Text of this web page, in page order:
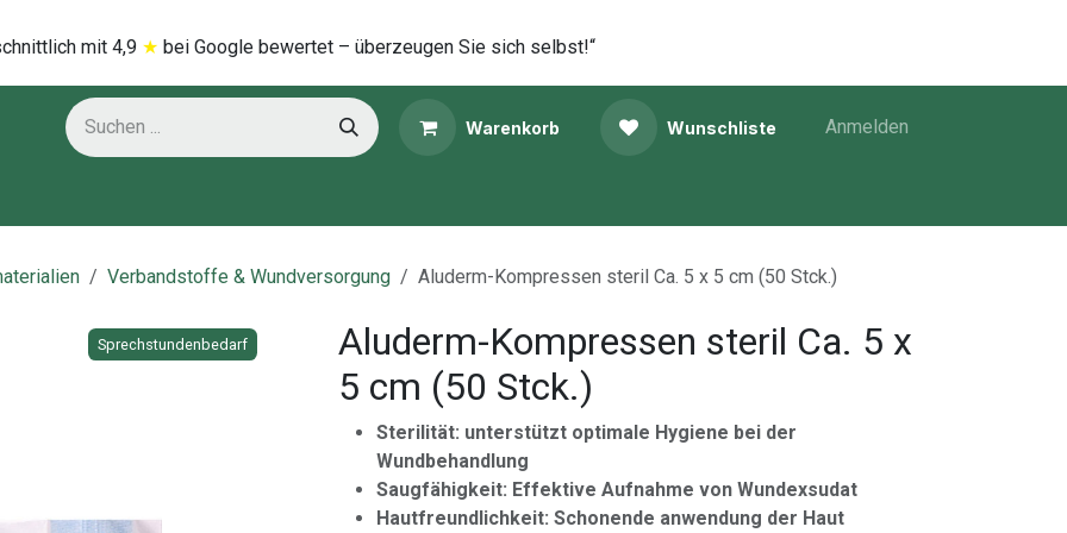
mi​t 4,9 ★ bei Google bewertet – überzeugen Sie sich selbst!“
Warenkorb Wunschliste Anmelden
Verbandstoffe & Wundversorgung Aluderm-Kompressen steril Ca. 5 x 5 cm (50 Stck.)
Sprechstundenbedarf
Aluderm-Kompressen steril Ca. 5 x
5 cm (50 Stck.)
Sterilität: unterstützt optimale Hygiene bei der
Wundbehandlung
Saugfähigkeit: Effektive Aufnahme von Wundexsudat
Hautfreundlichkeit: Schonende anwendung der Haut